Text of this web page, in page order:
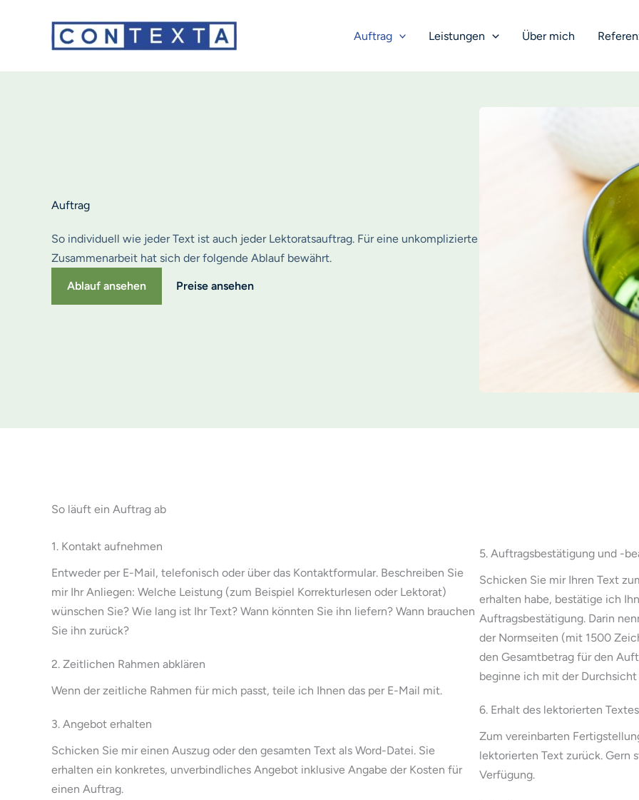
Auftrag Leistungen Über mich
Auftrag
So individuell wie jeder Text ist auch jeder Lektoratsauftrag. Für eine unkomplizierte
Zusammenarbeit hat sich der folgende Ablauf bewährt.
Ablauf ansehen Preise ansehen
So läuft ein Auftrag ab
1. Kontakt aufnehmen
Entweder per E-Mail, telefonisch oder über das Kontaktformular. Beschreiben Sie
mir Ihr Anliegen: Welche Leistung (zum Beispiel Korrekturlesen oder Lektorat)
wünschen Sie? Wie lang ist Ihr Text? Wann könnten Sie ihn liefern? Wann brauchen
Sie ihn zurück?
2. Zeitlichen Rahmen abklären
Wenn der zeitliche Rahmen für mich passt, teile ich Ihnen das per E-Mail mit.
3. Angebot erhalten
Schicken Sie mir einen Auszug oder den gesamten Text als Word-Datei. Sie
erhalten ein konkretes, unverbindliches Angebot inklusive Angabe der Kosten für
einen Auftrag.
5. Auftragsbestätigung und -
Schicken Sie mir Ihren Text
erhalten habe, bestätige ich
Auftragsbestätigung. Darin
der Normseiten (mit 1500
den Gesamtbetrag für den
beginne ich mit der Durchsicht
6. Erhalt des lektorierten Textes
Zum vereinbarten
lektorierten Text zurück. Gern
Verfügung.